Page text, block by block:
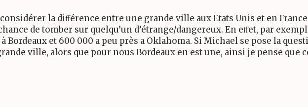
la diﬀérence entre une grande ville aux Etats Unis et en
de tomber sur quelqu’un d’étrange/dangereux. En eﬀet, par
Bordeaux et 600 000 a peu près a Oklahoma. Si Michael se pose la
ville, alors que pour nous Bordeaux en est une, ainsi je pense que